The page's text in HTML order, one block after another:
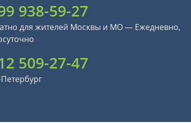
938-59-27
для жителей Москвы и МО — Ежедневно,
509-27-47